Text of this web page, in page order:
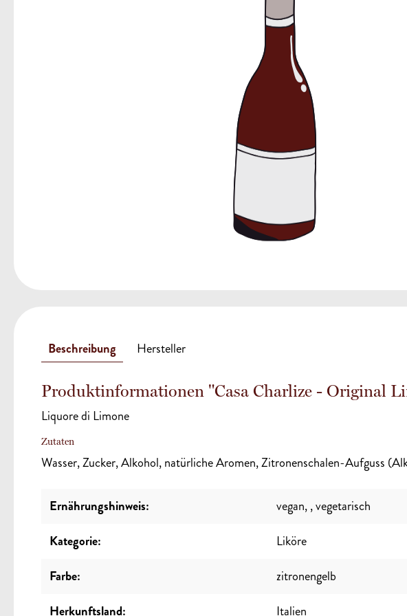
Beschreibung Hersteller
Produktinformationen "Casa Charlize - Original
Liquore di Limone
Zutaten
Wasser, Zucker, Alkohol, natürliche Aromen, Zitronenschalen-Aufguss
Ernährungshinweis: vegan,, vegetarisch
Kategorie:
Liköre
Farbe:
zitronengelb
Herkunftsland:
Italien